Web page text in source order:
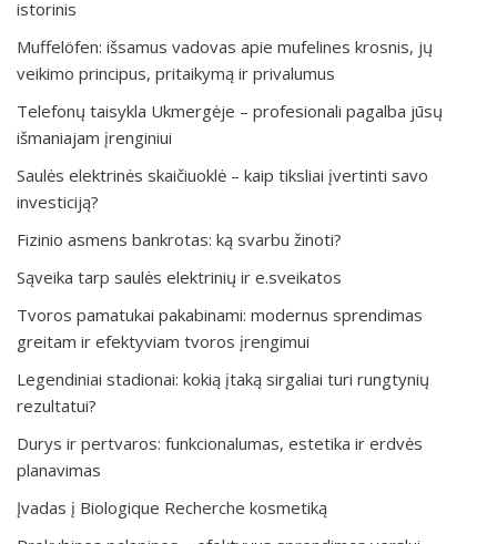
istorinis
Muffelöfen: išsamus vadovas apie mufelines krosnis, jų
veikimo principus, pritaikymą ir privalumus
Telefonų taisykla Ukmergėje – profesionali pagalba jūsų
išmaniajam įrenginiui
Saulės elektrinės skaičiuoklė – kaip tiksliai įvertinti savo
investiciją?
Fizinio asmens bankrotas: ką svarbu žinoti?
Sąveika tarp saulės elektrinių ir e.sveikatos
Tvoros pamatukai pakabinami: modernus sprendimas
greitam ir efektyviam tvoros įrengimui
Legendiniai stadionai: kokią įtaką sirgaliai turi rungtynių
rezultatui?
Durys ir pertvaros: funkcionalumas, estetika ir erdvės
planavimas
Įvadas į Biologique Recherche kosmetiką